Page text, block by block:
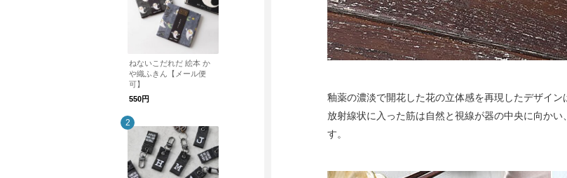
ねないこだれだ 絵本 か
や織ふきん【メール便
可】
550円
釉薬の濃淡で開花した花の立体感を再現したデザイン
放射線状に入った筋は自然と視線が器の中央に向か
す。